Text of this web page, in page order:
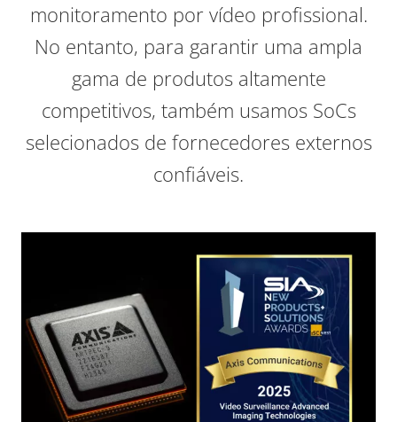
monitoramento por vídeo profissional.
No entanto, para garantir uma ampla
gama de produtos altamente
competitivos, também usamos SoCs
selecionados de fornecedores externos
confiáveis.